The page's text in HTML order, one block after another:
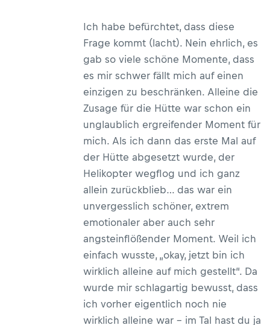
Ich habe befürchtet, dass diese
Frage kommt (lacht). Nein ehrlich, es
gab so viele schöne Momente, dass
es mir schwer fällt mich auf einen
einzigen zu beschränken. Alleine die
Zusage für die Hütte war schon ein
unglaublich ergreifender Moment für
mich. Als ich dann das erste Mal auf
der Hütte abgesetzt wurde, der
Helikopter wegflog und ich ganz
allein zurückblieb… das war ein
unvergesslich schöner, extrem
emotionaler aber auch sehr
angsteinflößender Moment. Weil ich
einfach wusste, „okay, jetzt bin ich
wirklich alleine auf mich gestellt“. Da
wurde mir schlagartig bewusst, dass
ich vorher eigentlich noch nie
wirklich alleine war – im Tal hast du ja